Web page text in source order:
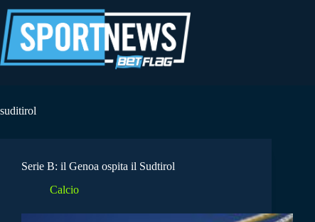
al
contenuto
suditirol
Serie B: il Genoa ospita il Sudtirol
Calcio